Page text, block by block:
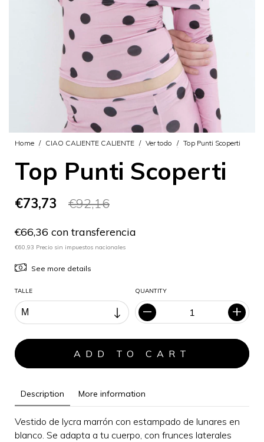
Home / CIAO CALIENTE CALIENTE / Ver todo / Top Punti Scoperti
Top Punti Scoperti
€73,73 €92,16
€66,36 con transferencia
€60,93 Precio sin impuestos nacionales
See more details
TALLE QUANTITY
Description More information
Vestido de lycra marrón con estampado de lunares en
blanco. Se adapta a tu cuerpo, con frunces laterales